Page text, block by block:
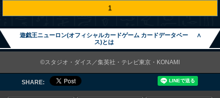
1
遊戯王ニューロン(オフィシャルカードゲーム カードデータベー
ス)とは
∧
©スタジオ・ダイス／集英社・テレビ東京・KONAMI
SHARE: